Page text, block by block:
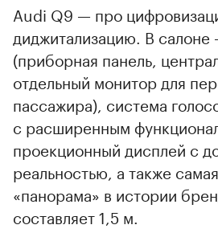
Audi Q9 — про
диджитализацию. В салоне
(приборная панель,
отдельный монитор для
пассажира), система
с расширенным
проекционный дисплей с
реальностью, а также
«панорама» в истории
составляет 1,5 м.